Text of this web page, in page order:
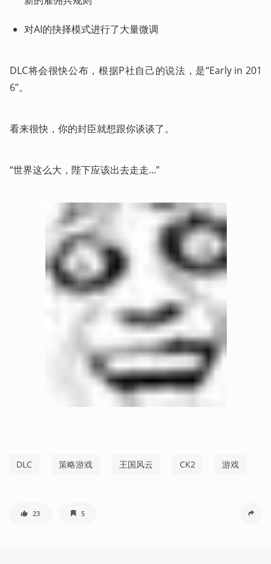
对AI的抉择模式进行了大量微调
DLC将会很快公布，根据P社自己的说法，是“Early in 201
6”。
看来很快，你的封臣就想跟你谈谈了。
“世界这么大，陛下应该出去走走...”
DLC 策略游戏 王国风云 CK2 游戏
23 5